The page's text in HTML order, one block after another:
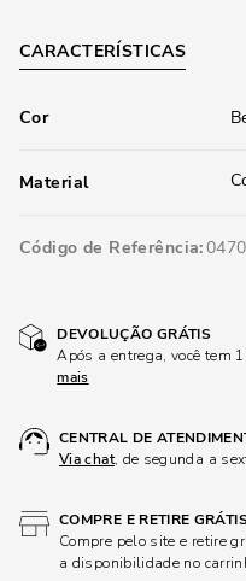
CARACTERÍSTICAS
Cor
Material
Código de Referência
DEVOLUÇÃO GRÁTIS
Após a entrega, você tem
mais
CENTRAL DE
Via chat, de segunda a
COMPRE E RETIRE
Compre pelo site e retire
a disponibilidade no